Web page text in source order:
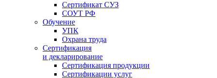
Сертификат СУЗ
СОУТ РФ
Обучение
УПК
Охрана труда
Сертификация
и декларирование
Сертификация продукции
Сертификации услуг